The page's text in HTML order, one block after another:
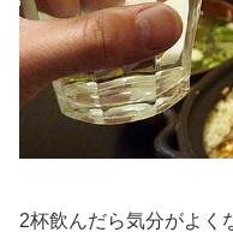
2杯飲んだら気分がよく